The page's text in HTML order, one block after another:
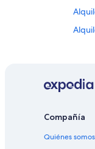
Compañía
Quiénes somos